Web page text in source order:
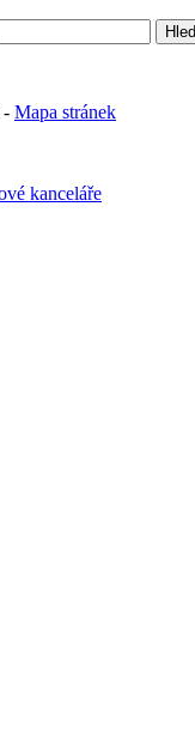
- Mapa stránek
kanceláře